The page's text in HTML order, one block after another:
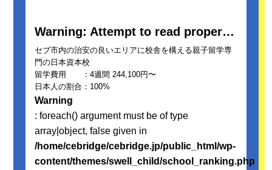
Warning: Attempt to read property "post_title" on null in
セブ市内の治安の良いエリアに校舎を構える親子留学専
門の日本資本校
留学費用 ：4週間 244,100円〜
日本人の割合：100%
Warning
: foreach() argument must be of type
array|object, false given in
/home/cebridge/cebridge.jp/public_html/wp-
content/themes/swell_child/school_ranking.php